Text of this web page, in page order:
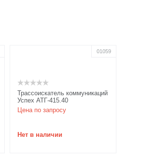
01059
Трассоискатель коммуникаций
Успех АТГ-415.40
Цена по запросу
Нет в наличии